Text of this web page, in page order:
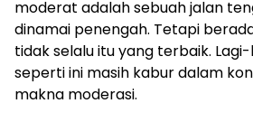
moderat adalah sebuah jalan
dinamai penengah. Tetapi
tidak selalu itu yang terbaik.
seperti ini masih kabur dalam
makna moderasi.